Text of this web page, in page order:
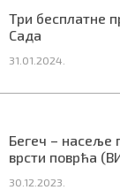
Три бесплатне
Сада
31.01.2024.
Бегеч – насеље
врсти поврћа
30.12.2023.